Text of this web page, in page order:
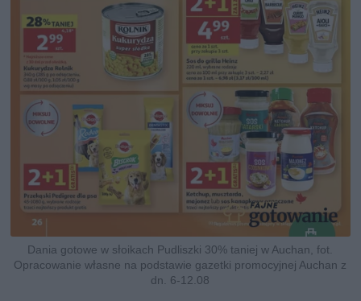
Dania gotowe w słoikach Pudliszki 30% taniej w Auchan, fot.
Opracowanie własne na podstawie gazetki promocyjnej Auchan z
dn. 6-12.08